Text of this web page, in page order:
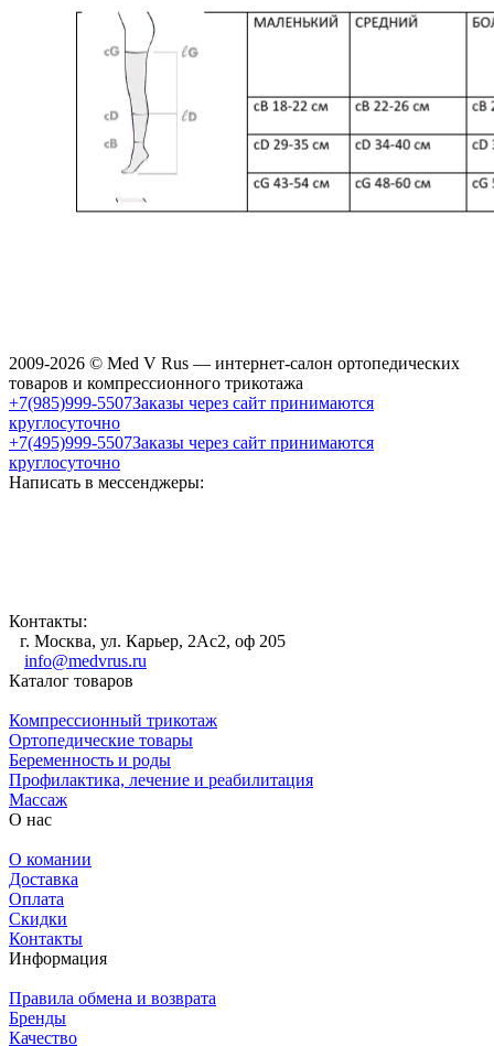
2009-2026 © Med V Rus — интернет-салон ортопедических
товаров и компрессионного трикотажа
+7(985)999-5507Заказы через сайт принимаются
круглосуточно
+7(495)999-5507Заказы через сайт принимаются
круглосуточно
Написать в мессенджеры:
Контакты:
г. Москва, ул. Карьер, 2Ас2, оф 205
info@medvrus.ru
Каталог товаров
Компрессионный трикотаж
Ортопедические товары
Беременность и роды
Профилактика, лечение и реабилитация
Массаж
О нас
О комании
Доставка
Оплата
Скидки
Контакты
Информация
Правила обмена и возврата
Бренды
Качество